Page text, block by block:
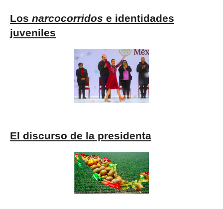
Los narcocorridos e identidades
juveniles
El discurso de la presidenta